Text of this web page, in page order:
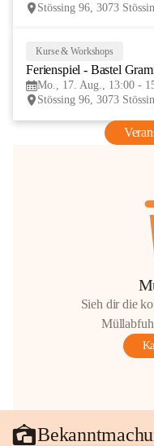
Stössing 96, 3073
Kurse & Workshops
Ferienspiel - Bastel
Mo., 17. Aug., 13:00 -
Stössing 96, 3073
Sieh dir die